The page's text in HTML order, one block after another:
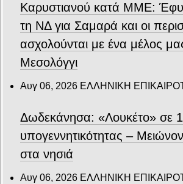
Καρυστιανού κατά ΜΜΕ:
τη ΝΔ για Σαμαρά και οι
ασχολούνται με ένα μέλος
Μεσολόγγι
Αυγ 06, 2026 ΕΛΛΗΝΙΚΗ
Δωδεκάνησα: «Λουκέτο» σε
υπογεννητικότητας –
στα νησιά
Αυγ 06, 2026 ΕΛΛΗΝΙΚΗ